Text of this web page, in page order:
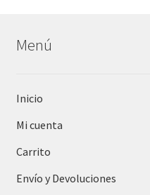
Menú
Inicio
Mi cuenta
Carrito
Envío y Devoluciones